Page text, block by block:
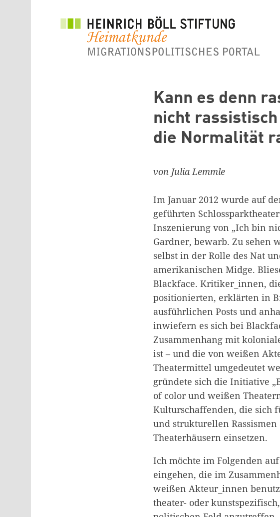
Kann es denn
nicht
die Normalität
von Julia Lemmle
Im Januar 2012 wurde auf
geführten
Inszenierung von „Ich bin
Gardner, bewarb. Zu sehen
selbst in der Rolle des Nat
amerikanischen Midge.
Blackface. Kritiker_innen,
positionierten, erklärten in
ausführlichen Posts und
inwiefern es sich bei
Zusammenhang mit
ist – und die von weißen
Theatermittel umgedeutet
gründete sich die Initiative
of color und weißen
Kulturschaffenden, die sich
und strukturellen
Theaterhäusern einsetzen.
Ich möchte im Folgenden
eingehen, die im
weißen Akteur_innen
theater- oder